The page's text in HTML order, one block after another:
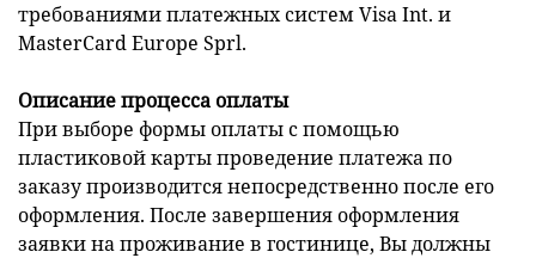
требованиями платежных систем Visa Int. и
MasterCard Europe Sprl.
Описание процесса оплаты
При выборе формы оплаты с помощью
пластиковой карты проведение платежа по
заказу производится непосредственно после его
оформления. После завершения оформления
заявки на проживание в гостинице, Вы должны